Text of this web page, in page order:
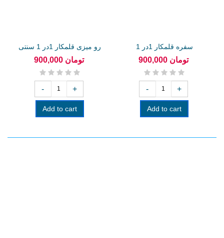
رو میزی قلمکار 1در 1 سنتی
900,000 تومان
- +
Add to cart
سفره قلمکار 1در 1
900,000 تومان
- +
Add to cart